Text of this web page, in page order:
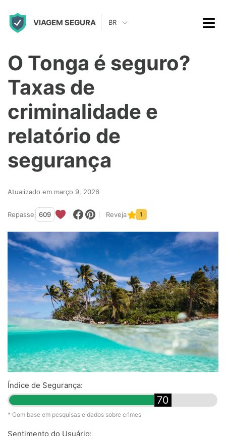
VIAGEM SEGURA BR
O Tonga é seguro?
Taxas de
criminalidade e
relatório de
segurança
Atualizado em março 9, 2026
Repasse 609 Reveja 1
Índice de Segurança:
70
* Com base em pesquisas e dados sobre crimes
Sentimento do Usuário: